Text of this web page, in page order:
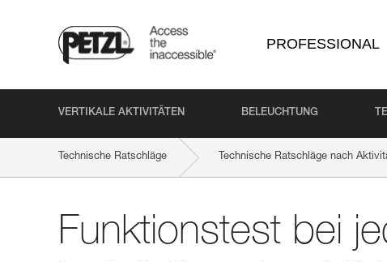
PROFESSIONAL
VERTIKALE AKTIVITÄTEN BELEUCHTUNG
Technische Ratschläge Technische Ratschläge nach
Funktionstest bei